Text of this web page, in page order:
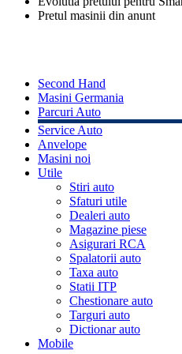
Pretul masinii din anunt
Second Hand
Masini Germania
Parcuri Auto
Service Auto
Anvelope
Masini noi
Utile
Stiri auto
Sfaturi utile
Dealeri auto
Magazine piese
Asigurari RCA
Spalatorii auto
Taxa auto
Statii ITP
Chestionare auto
Targuri auto
Dictionar auto
Mobile